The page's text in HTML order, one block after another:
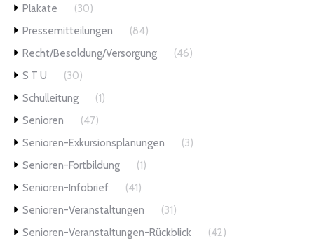
Plakate
(30)
Pressemitteilungen
(84)
Recht/Besoldung/Versorgung
(46)
S T U
(30)
Schulleitung
(1)
Senioren
(47)
Senioren-Exkursionsplanungen
(3)
Senioren-Fortbildung
(1)
Senioren-Infobrief
(41)
Senioren-Veranstaltungen
(31)
Senioren-Veranstaltungen-Rückblick
(42)